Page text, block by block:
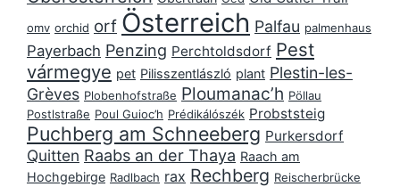
omv orchid orf Österreich Palfau palmenhaus
Payerbach Penzing Perchtoldsdorf Pest
vármegye pet Pilisszentlászló plant Plestin-les-
Grèves Plobenhofstraße Ploumanac’h Pöllau
Postlstraße Poul Guioc’h Prédikálószék Probststeig
Puchberg am Schneeberg Purkersdorf
Quitten Raabs an der Thaya Raach am
Hochgebirge Radlbach rax Rechberg Reischerbrücke